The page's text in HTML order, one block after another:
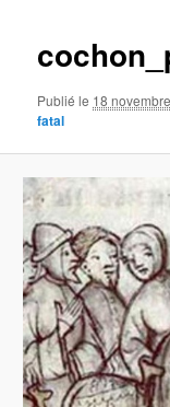
Publié le 18
fatal